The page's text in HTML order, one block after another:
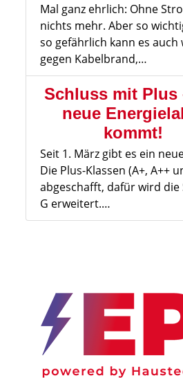
Mal ganz ehrlich: Ohne
nichts mehr. Aber so
so gefährlich kann es auch
gegen Kabelbrand,…
Schluss mit Plus
neue
kommt!
Seit 1. März gibt es ein
Die Plus-Klassen (A+, A++
abgeschafft, dafür wird die
G erweitert.…